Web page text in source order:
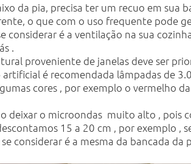
da pia, precisa ter um recuo em sua
o que com o uso frequente pode
considerar é a ventilação na sua
.
proveniente de janelas deve ser
é recomendada lâmpadas de
cores , por exemplo o vermelho
deixar o microondas muito alto , pois
15 a 20 cm , por exemplo ,
considerar é a mesma da bancada da